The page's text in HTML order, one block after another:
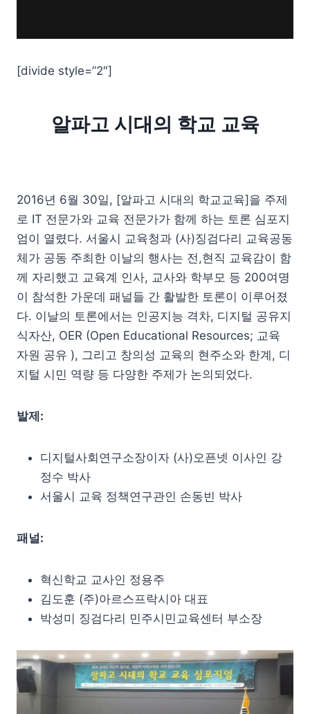
[divide style=”2″]
알파고 시대의 학교 교육
2016년 6월 30일, [알파고 시대의 학교교육]을 주제
로 IT 전문가와 교육 전문가가 함께 하는 토론 심포지
엄이 열렸다. 서울시 교육청과 (사)징검다리 교육공동
체가 공동 주최한 이날의 행사는 전,현직 교육감이 함
께 자리했고 교육계 인사, 교사와 학부모 등 200여명
이 참석한 가운데 패널들 간 활발한 토론이 이루어졌
다. 이날의 토론에서는 인공지능 격차, 디지털 공유지
식자산, OER (Open Educational Resources; 교육
자원 공유 ), 그리고 창의성 교육의 현주소와 한계, 디
지털 시민 역량 등 다양한 주제가 논의되었다.
발제:
디지털사회연구소장이자 (사)오픈넷 이사인 강
정수 박사
서울시 교육 정책연구관인 손동빈 박사
패널:
혁신학교 교사인 정용주
김도훈 (주)아르스프락시아 대표
박성미 징검다리 민주시민교육센터 부소장